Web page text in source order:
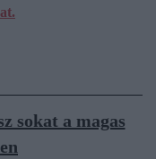
sokat a magas